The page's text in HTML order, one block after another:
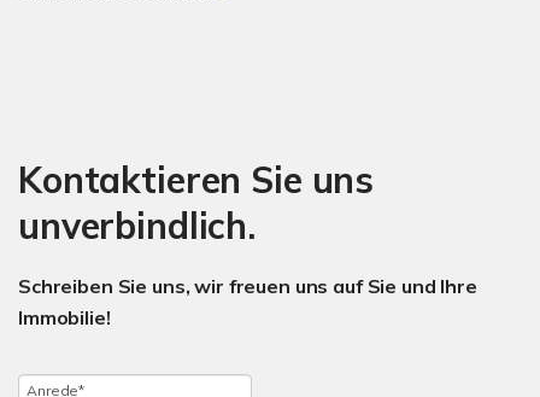
Kontaktieren Sie uns
unverbindlich.
Schreiben Sie uns, wir freuen uns auf Sie und Ihre
Immobilie!